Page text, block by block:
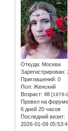
Откуда: Москва
Зарегистрирован:
Приглашений: 0
Пол: Женский
Возраст: 48 [1978-
Провел на
6 дней 20 часов
Последний визит:
2026-01-09